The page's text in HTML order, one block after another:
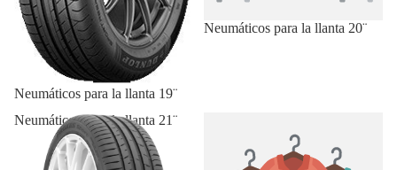
Neumáticos para la llanta 19¨
Neumáticos para la llanta 20¨
Neumáticos para la llanta 21¨